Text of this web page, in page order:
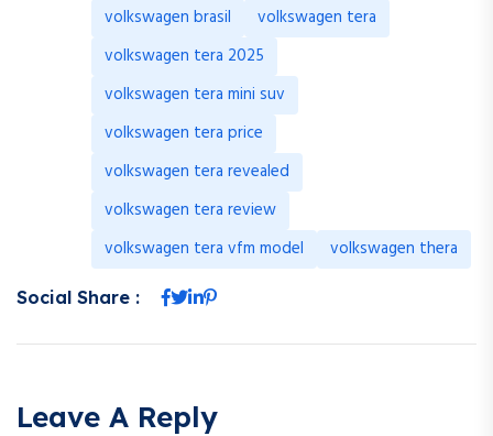
volkswagen brasil
volkswagen tera
volkswagen tera 2025
volkswagen tera mini suv
volkswagen tera price
volkswagen tera revealed
volkswagen tera review
volkswagen tera vfm model
volkswagen thera
Social Share :
Leave A Reply